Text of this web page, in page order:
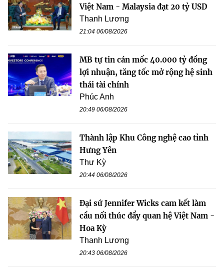
Việt Nam - Malaysia đạt 20 tỷ USD
Thanh Lương
21:04 06/08/2026
MB tự tin cán mốc 40.000 tỷ đồng
lợi nhuận, tăng tốc mở rộng hệ sinh
thái tài chính
Phúc Anh
20:49 06/08/2026
Thành lập Khu Công nghệ cao tỉnh
Hưng Yên
Thư Kỳ
20:44 06/08/2026
Đại sứ Jennifer Wicks cam kết làm
cầu nối thúc đẩy quan hệ Việt Nam -
Hoa Kỳ
Thanh Lương
20:43 06/08/2026